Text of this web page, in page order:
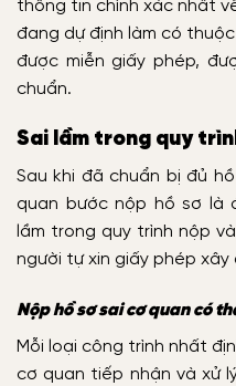
thông tin chính xác nhất
đang dự định làm có
được miễn giấy phép,
chuẩn.
Sai lầm trong quy
Sau khi đã chuẩn bị đủ
quan bước nộp hồ sơ là
lầm trong quy trình nộp
người tự xin giấy phép
Nộp hồ sơ sai cơ quan có
Mỗi loại công trình nhất
cơ quan tiếp nhận và xử